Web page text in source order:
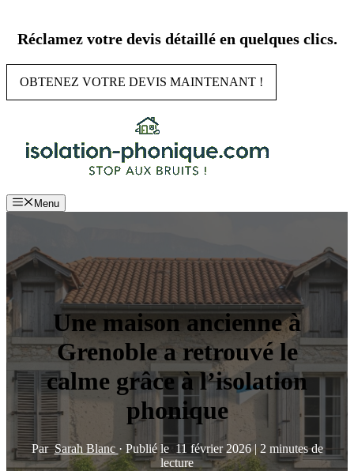
contenu
Réclamez votre devis détaillé en quelques clics.
OBTENEZ VOTRE DEVIS MAINTENANT !
Menu
Une maison ancienne à
Grenoble a retrouvé le
calme grâce à l’isolation
phonique
ParSarah Blanc · Publié le 11 février 2026| 2 minutes de
lecture